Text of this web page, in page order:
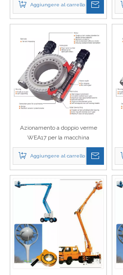
Aggiungere al carrello
Azionamento a doppio verme
WEA17 per la macchina
Aggiungere al carrello